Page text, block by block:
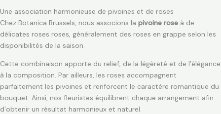
Une association harmonieuse de pivoines et de roses
Chez Botanica Brussels, nous associons la pivoine rose à de
délicates roses roses, généralement des roses en grappe selon les
disponibilités de la saison.
Cette combinaison apporte du relief, de la légèreté et de l’élégance
à la composition. Par ailleurs, les roses accompagnent
parfaitement les pivoines et renforcent le caractère romantique du
bouquet. Ainsi, nos fleuristes équilibrent chaque arrangement afin
d’obtenir un résultat harmonieux et naturel.